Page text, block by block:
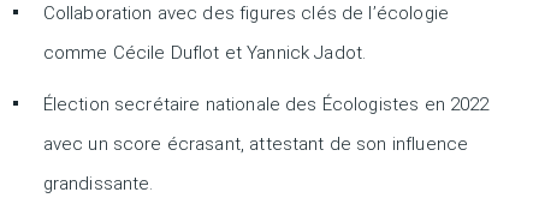
Collaboration avec des figures clés de l’écologie
comme Cécile Duflot et Yannick Jadot.
Élection secrétaire nationale des Écologistes en 2022
avec un score écrasant, attestant de son influence
grandissante.